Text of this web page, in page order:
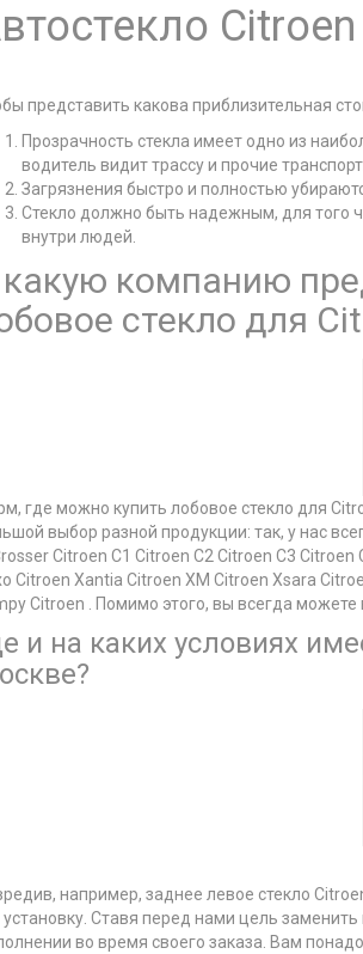
Citroen
представить какова приблизительная
Прозрачность стекла имеет одно из
водитель видит трассу и прочие
Загрязнения быстро и полностью
Стекло должно быть надежным, для того
внутри людей.
компанию
стекло для
где можно купить лобовое стекло для
выбор разной продукции: так, у нас
Citroen C1 Citroen C2 Citroen C3
Citroen Xantia Citroen XM Citroen Xsara
Citroen . Помимо этого, вы всегда
и на каких условиях
например, заднее левое стекло
установку. Ставя перед нами цель
во время своего заказа. Вам